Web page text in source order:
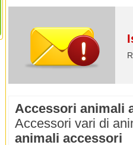
Accessori animali
Accessori vari di
animali accessori